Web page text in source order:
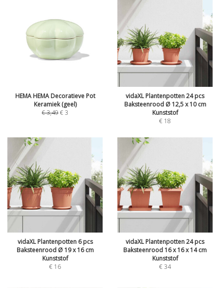
HEMA HEMA Decoratieve Pot
Keramiek (geel)
€3,49€3
vidaXL Plantenpotten 24 pcs
Baksteenrood Ø 12,5 x 10 cm
Kunststof
€ 18
vidaXL Plantenpotten 6 pcs
Baksteenrood Ø 19 x 16 cm
Kunststof
€ 16
vidaXL Plantenpotten 24 pcs
Baksteenrood 16 x 16 x 14 cm
Kunststof
€34